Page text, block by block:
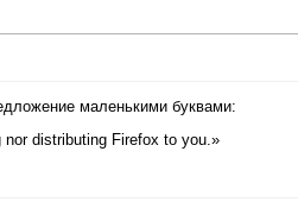
маленькими буквами:
distributing Firefox to you.»